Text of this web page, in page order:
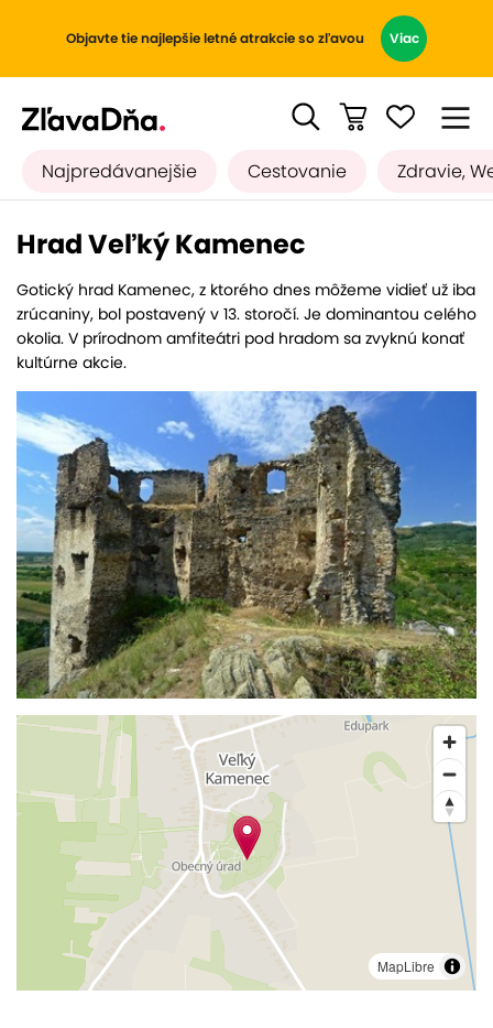
Objavte tie najlepšie letné atrakcie so zľavou Viac
Najpredávanejšie Cestovanie Zdravie,
Hrad Veľký Kamenec
Gotický hrad Kamenec, z ktorého dnes môžeme vidieť už iba
zrúcaniny, bol postavený v 13. storočí. Je dominantou celého
okolia. V prírodnom amfiteátri pod hradom sa zvyknú konať
kultúrne akcie.
MapLibre